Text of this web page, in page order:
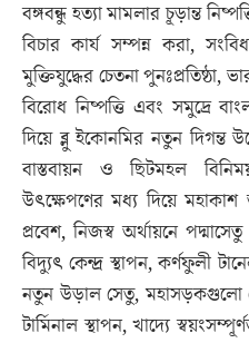
বঙ্গবন্ধু হত্যা মামলার চূড়ান্ত
বিচার কার্য সম্পন্ন করা,
মুক্তিযুদ্ধের চেতনা পুনঃপ্রতিষ্ঠা,
বিরোধ নিষ্পত্তি এবং সমুদ্রে
দিয়ে ব্লু ইকোনমির নতুন দিগন্ত
বাস্তবায়ন ও ছিটমহল
উৎক্ষেপণের মধ্য দিয়ে
প্রবেশ, নিজস্ব অর্থায়নে
বিদ্যুৎ কেন্দ্র স্থাপন, কর্ণফুলী
নতুন উড়াল সেতু, মহাসড়কগুলো
টার্মিনাল স্থাপন, খাদ্যে